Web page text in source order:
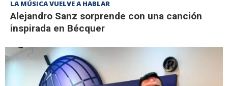
LA MÚSICA VUELVE A HABLAR
Alejandro Sanz sorprende con una canción
inspirada en Bécquer